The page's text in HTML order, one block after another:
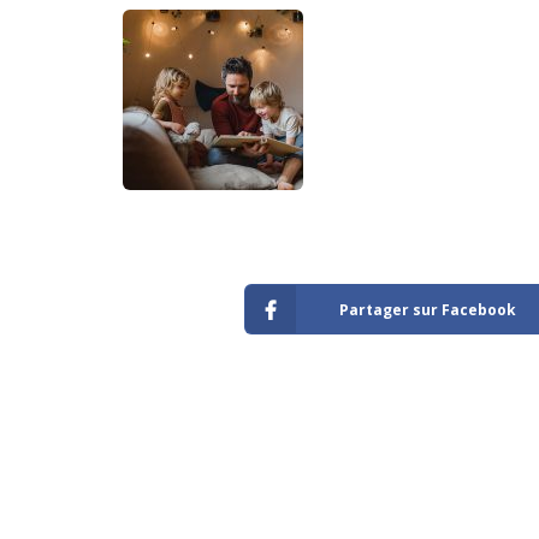
Partager sur Facebook